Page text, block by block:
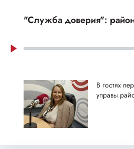
"Служба доверия":
В гостях
управы